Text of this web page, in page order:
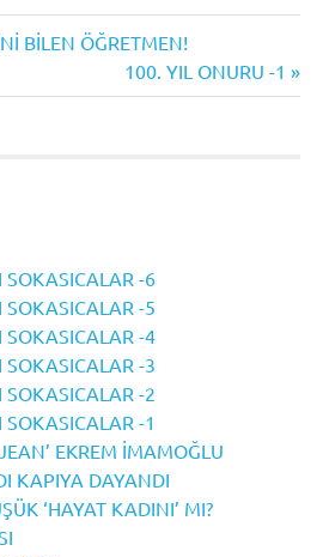
BİLEN ÖĞRETMEN!
Next
Post:
100. YIL ONURU -1
SOKASICALAR -6
SOKASICALAR -5
SOKASICALAR -4
SOKASICALAR -3
SOKASICALAR -2
SOKASICALAR -1
EKREM İMAMOĞLU
KAPIYA DAYANDI
‘HAYAT KADINI’ MI?